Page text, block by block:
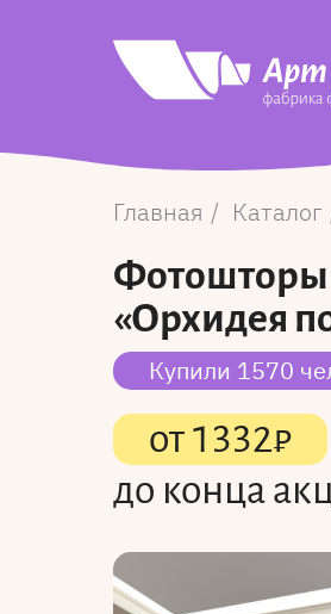
Главная Каталог
Фотошторы
«Орхидея
Купили 1570
от1332₽
до конца